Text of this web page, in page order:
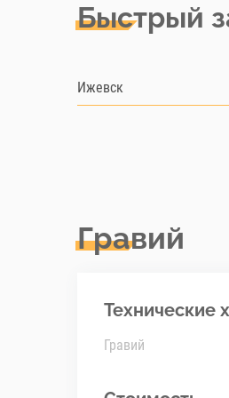
Быстрый
Ижевск
Гравий
Технические
Гравий